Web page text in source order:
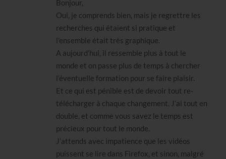
Bonjour,
Oui, je comprends bien, mais je regrettre les
recherches qui étaient si pratique et
l’ensemble était très graphique.
A aujourd’hui, il ressemble plus à tout le
monde et on passe plus de temps à chercher
l’éventuelle formation pour se faire plaisir.
Et ce qui est pénible est de devoir tout re-
télécharger à chaque changement. J’ai tout en
double, et comme vous savez le temps est
précieux pour tout le monde.
J’attends avec impatience que les vidéos
puissent se lire dans Firefox, et sinon, malgré